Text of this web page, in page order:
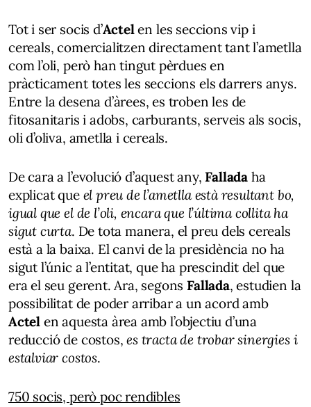
Tot i ser socis d’Actelen les seccions vip i
cereals, comercialitzen directament tant l’ametlla
com l’oli, però han tingut pèrdues en
pràcticament totes les seccions els darrers anys.
Entre la desena d’àrees, es troben les de
fitosanitaris i adobs, carburants, serveis als socis,
oli d’oliva, ametlla i cereals.
De cara a l’evolució d’aquest any, Fallada ha
explicat que el preu de l’ametlla està resultant bo,
igual que el de l’oli, encara que l’última collita ha
sigut curta. De tota manera, el preu dels cereals
està a la baixa. El canvi de la presidència no ha
sigut l’únic a l’entitat, que ha prescindit del que
era el seu gerent. Ara, segons Fallada, estudien la
possibilitat de poder arribar a un acord amb
Actel en aquesta àrea amb l’objectiu d’una
reducció de costos,es tracta de trobar sinergies i
estalviar costos.
750 socis, però poc rendibles